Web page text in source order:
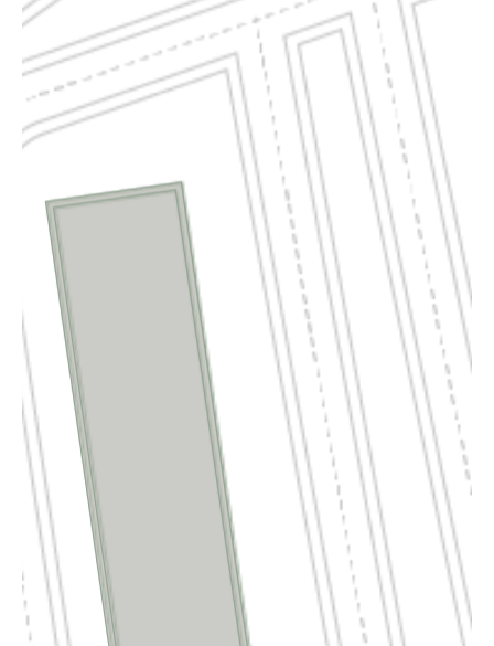
WEITERE STANDORTE
BAD FRIEDRICHSHALL